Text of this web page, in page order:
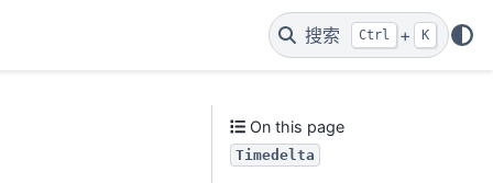
搜索 Ctrl + K
On this page
Timedelta